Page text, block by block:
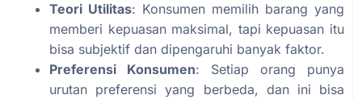
Teori Utilitas: Konsumen memilih barang yang
memberi kepuasan maksimal, tapi kepuasan itu
bisa subjektif dan dipengaruhi banyak faktor.
Preferensi Konsumen: Setiap orang punya
urutan preferensi yang berbeda, dan ini bisa